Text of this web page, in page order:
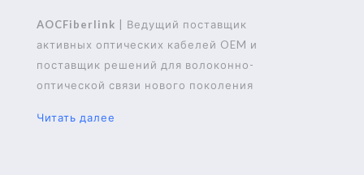
AOCFiberlink | Ведущий поставщик
активных оптических кабелей OEM и
поставщик решений для волоконно-
оптической связи нового поколения
Читать далее